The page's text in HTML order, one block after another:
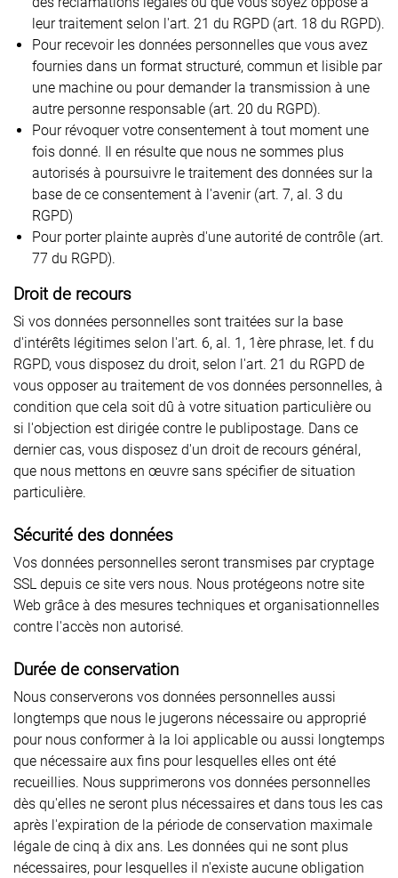
leur traitement selon l'art. 21 du RGPD (art. 18 du RGPD).
Pour recevoir les données personnelles que vous avez
fournies dans un format structuré, commun et lisible par
une machine ou pour demander la transmission à une
autre personne responsable (art. 20 du RGPD).
Pour révoquer votre consentement à tout moment une
fois donné. Il en résulte que nous ne sommes plus
autorisés à poursuivre le traitement des données sur la
base de ce consentement à l'avenir (art. 7, al. 3 du
RGPD)
Pour porter plainte auprès d'une autorité de contrôle (art.
77 du RGPD).
Droit de recours
Si vos données personnelles sont traitées sur la base
d'intérêts légitimes selon l'art. 6, al. 1, 1ère phrase, let. f du
RGPD, vous disposez du droit, selon l'art. 21 du RGPD de
vous opposer au traitement de vos données personnelles, à
condition que cela soit dû à votre situation particulière ou
si l'objection est dirigée contre le publipostage. Dans ce
dernier cas, vous disposez d'un droit de recours général,
que nous mettons en œuvre sans spécifier de situation
particulière.
Sécurité des données
Vos données personnelles seront transmises par cryptage
SSL depuis ce site vers nous. Nous protégeons notre site
Web grâce à des mesures techniques et organisationnelles
contre l'accès non autorisé.
Durée de conservation
Nous conserverons vos données personnelles aussi
longtemps que nous le jugerons nécessaire ou approprié
pour nous conformer à la loi applicable ou aussi longtemps
que nécessaire aux fins pour lesquelles elles ont été
recueillies. Nous supprimerons vos données personnelles
dès qu'elles ne seront plus nécessaires et dans tous les cas
après l'expiration de la période de conservation maximale
légale de cinq à dix ans. Les données qui ne sont plus
nécessaires, pour lesquelles il n'existe aucune obligation